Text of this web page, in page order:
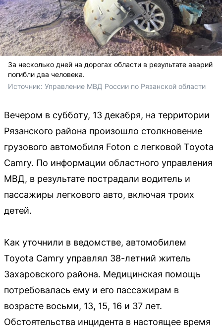
За несколько дней на дорогах области в результате аварий
погибли два человека.
Источник: Управление МВД России по Рязанской области
Вечером в субботу, 13 декабря, на территории
Рязанского района произошло столкновение
грузового автомобиля Foton с легковой Toyota
Camry. По информации областного управления
МВД, в результате пострадали водитель и
пассажиры легкового авто, включая троих
детей.
Как уточнили в ведомстве, автомобилем
Toyota Camry управлял 38-летний житель
Захаровского района. Медицинская помощь
потребовалась ему и его пассажирам в
возрасте восьми, 13, 15, 16 и 37 лет.
Обстоятельства инцидента в настоящее время